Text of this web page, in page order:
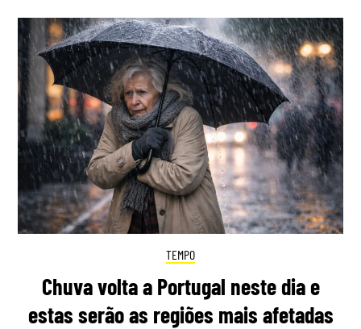
TEMPO
Chuva volta a Portugal neste dia e
estas serão as regiões mais afetadas